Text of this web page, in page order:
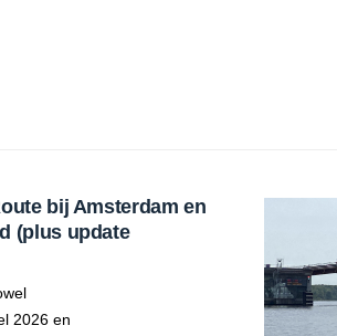
bij Amsterdam en
(plus update
2026 en